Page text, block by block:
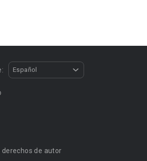
Español
de autor